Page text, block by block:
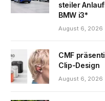
steiler
BMW i3*
August 6, 2026
CMF
Clip-Design
August 6, 2026